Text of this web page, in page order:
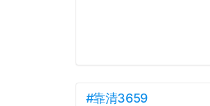
#靠清3659